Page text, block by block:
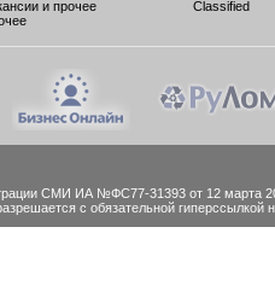
и прочее
Classified
СМИ ИА №ФС77-31393 от 12 марта
с обязательной гиперссылкой